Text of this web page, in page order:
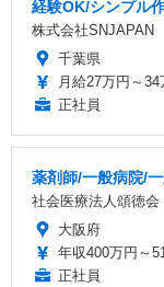
経験OK/シンプル
株式会社SNJAPAN
千葉県
月給27万円～34
正社員
薬剤師/一般病院/
社会医療法人頌徳会
大阪府
年収400万円～
正社員